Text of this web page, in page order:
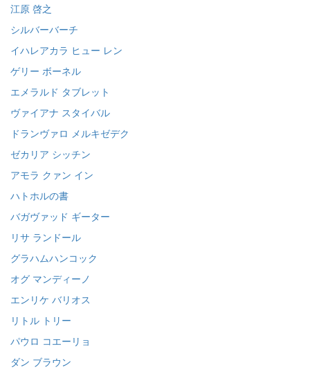
江原 啓之
シルバーバーチ
イハレアカラ ヒュー レン
ゲリー ボーネル
エメラルド タブレット
ヴァイアナ スタイバル
ドランヴァロ メルキゼデク
ゼカリア シッチン
アモラ クァン イン
ハトホルの書
バガヴァッド ギーター
リサ ランドール
グラハムハンコック
オグ マンディーノ
エンリケ バリオス
リトル トリー
パウロ コエーリョ
ダン ブラウン